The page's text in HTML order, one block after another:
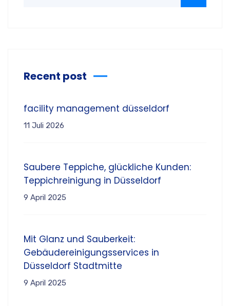
Recent post
facility management düsseldorf
11 Juli 2026
Saubere Teppiche, glückliche Kunden:
Teppichreinigung in Düsseldorf
9 April 2025
Mit Glanz und Sauberkeit:
Gebäudereinigungsservices in
Düsseldorf Stadtmitte
9 April 2025